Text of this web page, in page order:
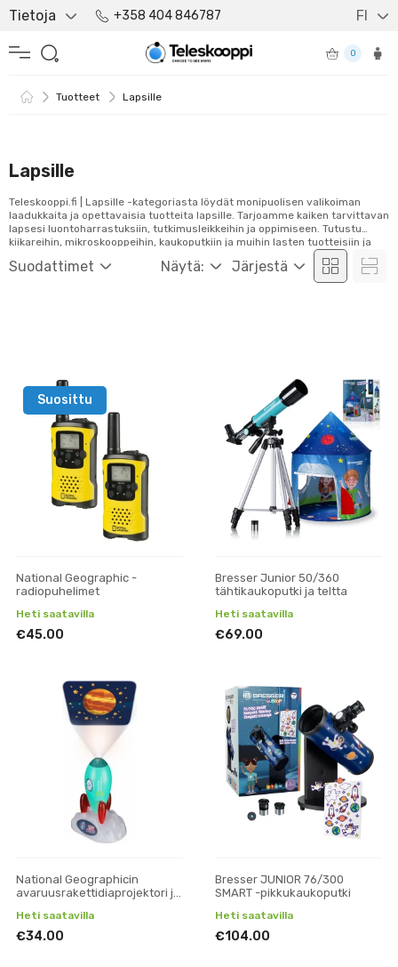
Tietoja +358 404 846787 FI
0
Tuotteet Lapsille
Lapsille
Suodattimet Näytä: Järjestä
Teleskooppi.fi | Lapsille -kategoriasta löydät monipuolisen valikoiman
laadukkaita ja opettavaisia tuotteita lapsille. Tarjoamme kaiken tarvittavan
lapsesi luontoharrastuksiin, tutkimusleikkeihin ja oppimiseen. Tutustu
kiikareihin, mikroskooppeihin, kaukoputkiin ja muihin lasten tuotteisiin ja
Suosittu
National Geographic -
radiopuhelimet
Heti saatavilla
€45.00
Bresser Junior 50/360
tähtikaukoputki ja teltta
Heti saatavilla
€69.00
National Geographicin
avaruusrakettidiaprojektori ja
Heti saatavilla
€34.00
Bresser JUNIOR 76/300
SMART -pikkukaukoputki
Heti saatavilla
€104.00